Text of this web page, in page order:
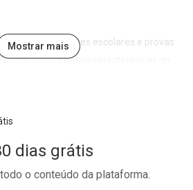
em testes escolares e provas
foca nas principais características do
sobre Geologia, clima, meio
as revoluções industriais.
Mostrar mais
dias grátis
o conteúdo da plataforma.